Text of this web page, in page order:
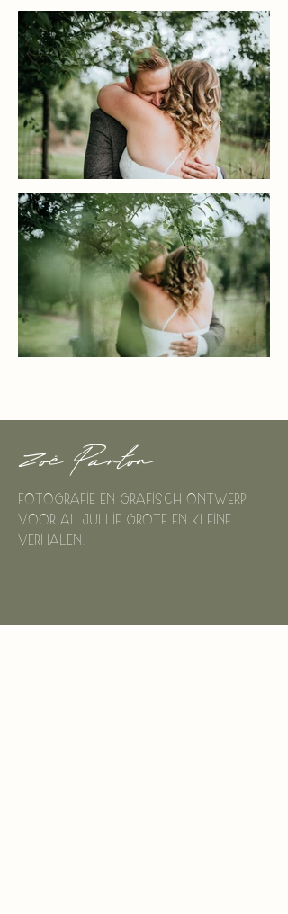
Zoë Parton
Fotografie en grafisch ontwerp
voor al jullie grote en kleine
verhalen.